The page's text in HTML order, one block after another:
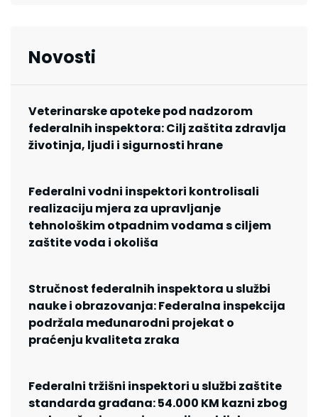
Novosti
Veterinarske apoteke pod nadzorom
federalnih inspektora: Cilj zaštita zdravlja
životinja, ljudi i sigurnosti hrane
Federalni vodni inspektori kontrolisali
realizaciju mjera za upravljanje
tehnološkim otpadnim vodama s ciljem
zaštite voda i okoliša
Stručnost federalnih inspektora u službi
nauke i obrazovanja: Federalna inspekcija
podržala međunarodni projekat o
praćenju kvaliteta zraka
Federalni tržišni inspektori u službi zaštite
standarda građana: 54.000 KM kazni zbog